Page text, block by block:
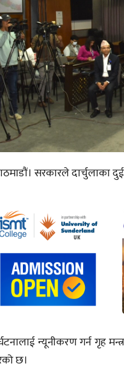
सरकारले दार्चुलाका
न्यूनीकरण गर्न गृह
छ।